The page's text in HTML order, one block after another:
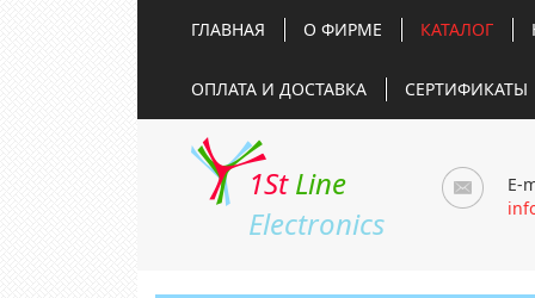
ГЛАВНАЯ О ФИРМЕ КАТАЛОГ
ОПЛАТА И ДОСТАВКА СЕРТИФИКАТЫ
1St Line
Electronics
E-